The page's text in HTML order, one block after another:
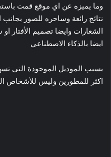
وما يميزه عن اي موقع قمت
نتائج رائعة وساحره للصور
الشعارات وايضا تصميم الأفتار
ايضا بالذكاء الاصطناعي
بسبب الموديل الموجودة التي
اكثر للمطورين وليس للأشخاص